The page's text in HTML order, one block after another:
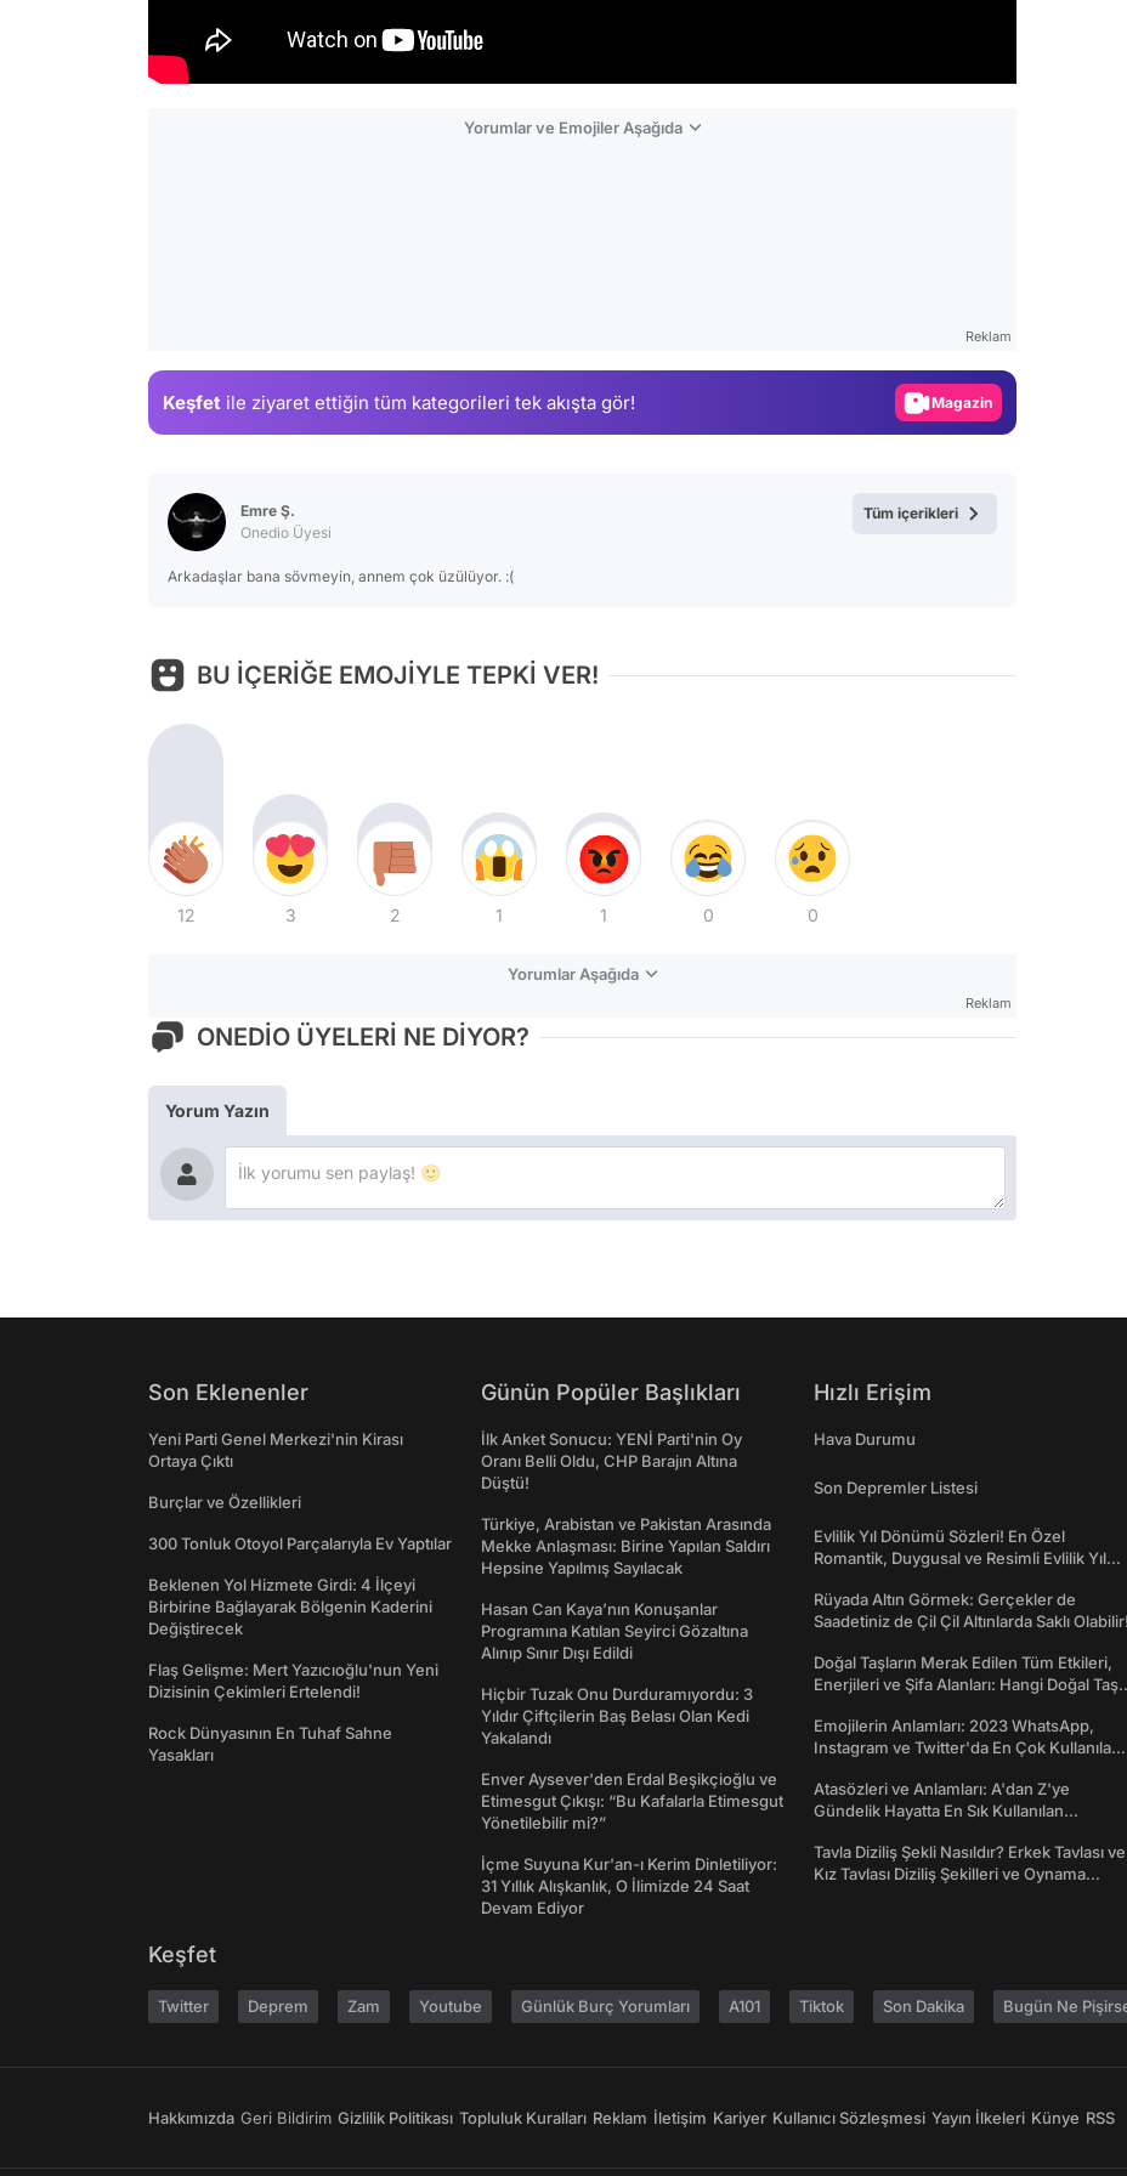
Yorumlar ve Emojiler Aşağıda
Reklam
Keşfet ile ziyaret ettiğin tüm kategorileri tek akışta gör! Magazin
Emre Ş.
Onedio Üyesi
Arkadaşlar bana sövmeyin, annem çok üzülüyor. :(
Tüm içerikleri
BU İÇERİĞE EMOJİYLE TEPKİ VER!
12 3 2 1 1 0 0
Yorumlar Aşağıda
Reklam
ONEDİO ÜYELERİ NE DİYOR?
Yorum Yazın
Son Eklenenler
Yeni Parti Genel Merkezi'nin Kirası
Ortaya Çıktı
Burçlar ve Özellikleri
300 Tonluk Otoyol Parçalarıyla Ev Yaptılar
Beklenen Yol Hizmete Girdi: 4 İlçeyi
Birbirine Bağlayarak Bölgenin Kaderini
Değiştirecek
Flaş Gelişme: Mert Yazıcıoğlu'nun Yeni
Dizisinin Çekimleri Ertelendi!
Rock Dünyasının En Tuhaf Sahne
Yasakları
Günün Popüler Başlıkları
İlk Anket Sonucu: YENİ Parti'nin Oy
Oranı Belli Oldu, CHP Barajın Altına
Düştü!
Türkiye, Arabistan ve Pakistan Arasında
Mekke Anlaşması: Birine Yapılan Saldırı
Hepsine Yapılmış Sayılacak
Hasan Can Kaya’nın Konuşanlar
Programına Katılan Seyirci Gözaltına
Alınıp Sınır Dışı Edildi
Hiçbir Tuzak Onu Durduramıyordu: 3
Yıldır Çiftçilerin Baş Belası Olan Kedi
Yakalandı
Enver Aysever'den Erdal Beşikçioğlu ve
Etimesgut Çıkışı: “Bu Kafalarla Etimesgut
Yönetilebilir mi?”
İçme Suyuna Kur'an-ı Kerim Dinletiliyor:
31 Yıllık Alışkanlık, O İlimizde 24 Saat
Devam Ediyor
Hızlı Erişim
Hava Durumu
Son Depremler Listesi
Evlilik Yıl Dönümü Sözleri! En Özel
Romantik, Duygusal ve Resimli Evlilik Yıl
Rüyada Altın Görmek: Gerçekler de
Saadetiniz de Çil Çil Altınlarda Saklı Olabilir!
Doğal Taşların Merak Edilen Tüm Etkileri,
Enerjileri ve Şifa Alanları: Hangi Doğal Taş
Emojilerin Anlamları: 2023 WhatsApp,
Instagram ve Twitter'da En Çok Kullanılan
Atasözleri ve Anlamları: A'dan Z'ye
Gündelik Hayatta En Sık Kullanılan
Tavla Diziliş Şekli Nasıldır? Erkek Tavlası ve
Kız Tavlası Diziliş Şekilleri ve Oynama
Keşfet
Twitter Deprem Zam Youtube Günlük Burç Yorumları A101 Tiktok Son Dakika Bugün Ne
Hakkımızda Geri Bildirim Gizlilik Politikası Topluluk Kuralları Reklam İletişim Kariyer Kullanıcı Sözleşmesi Yayın İlkeleri Künye RSS